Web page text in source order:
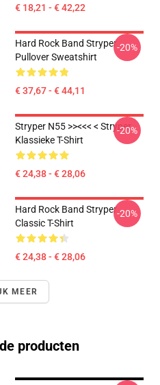
€ 18,21 - € 42,22
Hard Rock Band Stryper
Pullover Sweatshirt
€ 37,67 - € 44,11
-20%
Stryper N55 >><<< < Stryper
Klassieke T-Shirt
€ 24,38 - € 28,06
-20%
Hard Rock Band Stryper
Classic T-Shirt
€ 24,38 - € 28,06
-20%
MEER
producten